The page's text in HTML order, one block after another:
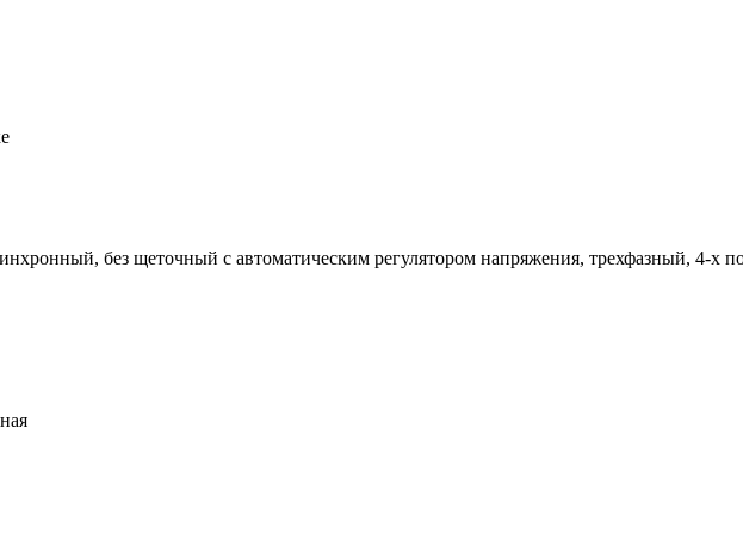
без щеточный с автоматическим регулятором напряжения, трехфазный, 4-х